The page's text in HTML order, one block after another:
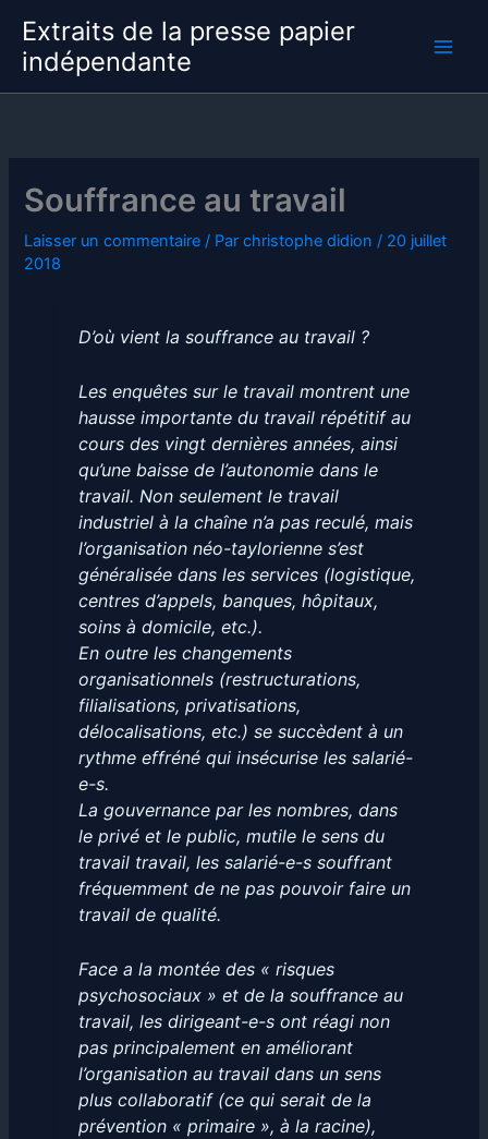
contenu
Extraits de la presse papier
indépendante
Souffrance au travail
Laisser un commentaire / Parchristophe didion / 20 juillet
2018
D’où vient la souffrance au travail ?
Les enquêtes sur le travail montrent une
hausse importante du travail répétitif au
cours des vingt dernières années, ainsi
qu’une baisse de l’autonomie dans le
travail. Non seulement le travail
industriel à la chaîne n’a pas reculé, mais
l’organisation néo-taylorienne s’est
généralisée dans les services (logistique,
centres d’appels, banques, hôpitaux,
soins à domicile, etc.).
En outre les changements
organisationnels (restructurations,
filialisations, privatisations,
délocalisations, etc.) se succèdent à un
rythme effréné qui insécurise les salarié-
e-s.
La gouvernance par les nombres, dans
le privé et le public, mutile le sens du
travail travail, les salarié-e-s souffrant
fréquemment de ne pas pouvoir faire un
travail de qualité.
Face a la montée des « risques
psychosociaux » et de la souffrance au
travail, les dirigeant-e-s ont réagi non
pas principalement en améliorant
l’organisation au travail dans un sens
plus collaboratif (ce qui serait de la
prévention « primaire », à la racine),